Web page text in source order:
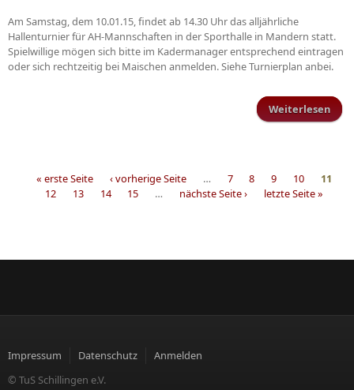
Am Samstag, dem 10.01.15, findet ab 14.30 Uhr das alljährliche
Hallenturnier für AH-Mannschaften in der Sporthalle in Mandern statt.
Spielwillige mögen sich bitte im Kadermanager entsprechend eintragen
oder sich rechtzeitig bei Maischen anmelden. Siehe Turnierplan anbei.
Weiterlesen
Seiten
« erste Seite ‹ vorherige Seite … 7 8 9 10
11
12
13 14 15 … nächste Seite › letzte Seite »
Impressum Datenschutz
Anmelden
© TuS Schillingen e.V.